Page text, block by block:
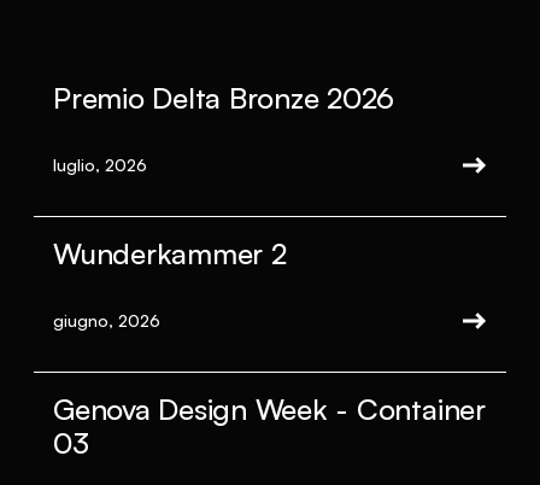
Premio Delta Bronze 2026
luglio, 2026
Wunderkammer 2
giugno, 2026
Genova Design Week - Container
03